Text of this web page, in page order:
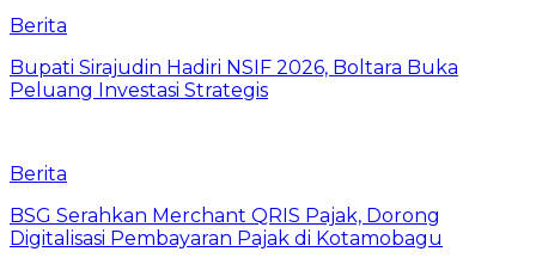
Berita
Bupati Sirajudin Hadiri NSIF 2026, Boltara Buka
Peluang Investasi Strategis
Berita
‎BSG Serahkan Merchant QRIS Pajak, Dorong
Digitalisasi Pembayaran Pajak di Kotamobagu